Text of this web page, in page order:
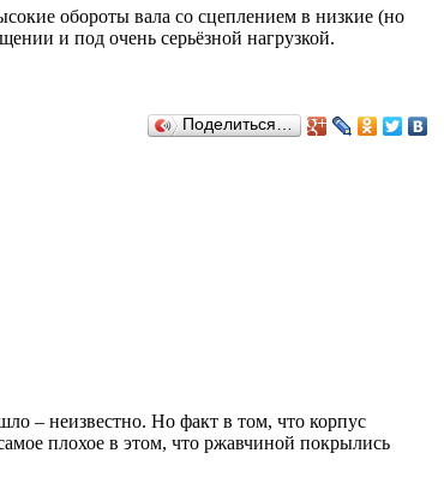
обороты вала со сцеплением в низкие (но
и под очень серьёзной нагрузкой.
Поделиться…
– неизвестно. Но факт в том, что корпус
плохое в этом, что ржавчиной покрылись